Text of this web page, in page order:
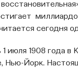
сегодня
июля 1908 года в
Нью-Йорк.